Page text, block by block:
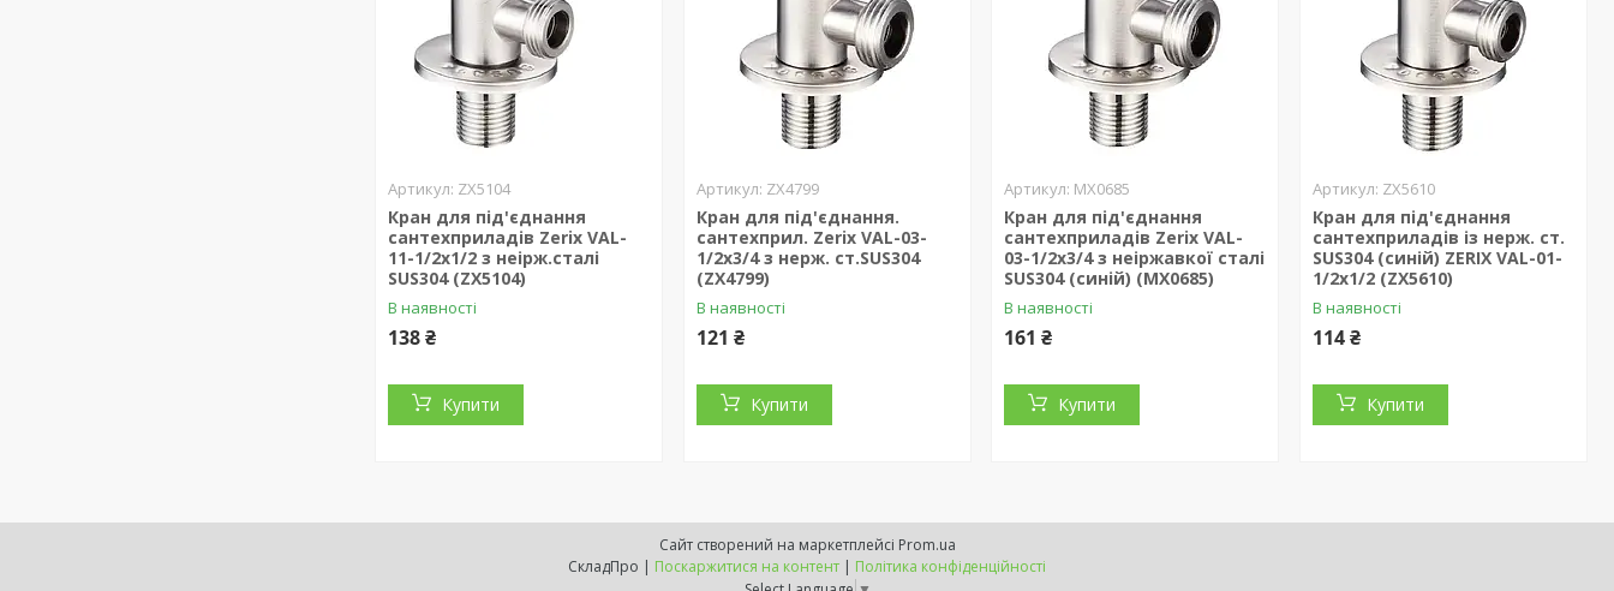
ZX5104
Кран для під'єднання
сантехприладів Zerix VAL-
11-1/2x1/2 з неірж.сталі
SUS304 (ZX5104)
В наявності
138 ₴
Купити
ZX4799
Кран для під'єднання.
сантехприл. Zerix VAL-03-
1/2x3/4 з нерж. ст.SUS304
(ZX4799)
В наявності
121 ₴
Купити
MX0685
Кран для під'єднання
сантехприладів Zerix VAL-
03-1/2x3/4 з неіржавкої сталі
SUS304 (синій) (MX0685)
В наявності
161 ₴
Купити
ZX5610
Кран для під'єднання
сантехприладів із нерж. ст.
SUS304 (синій) ZERIX VAL-01-
1/2x1/2 (ZX5610)
В наявності
114 ₴
Купити
Сайт створений на маркетплейсі Prom.ua
СкладПро | Поскаржитися на контент | Політика конфіденційності